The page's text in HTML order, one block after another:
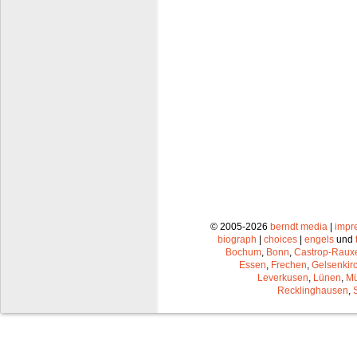
© 2005-2026 berndt media |
biograph | choices | engels und
Bochum Bonn Castrop-
Essen Frechen
Leverkusen Lünen
Recklinghausen